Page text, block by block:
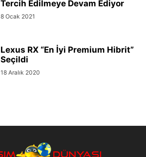
Tercih Edilmeye Devam Ediyor
8 Ocak 2021
Lexus RX “En İyi Premium Hibrit”
Seçildi
18 Aralık 2020